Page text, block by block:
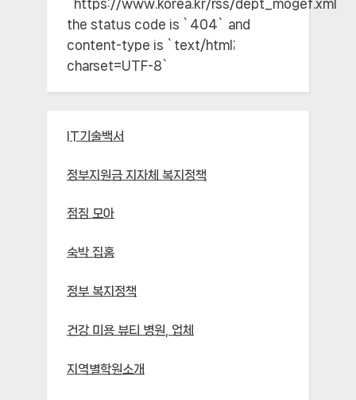
`https://www.korea.kr/rss/dept_mogef.xml`;
the status code is `404` and
content-type is `text/html;
charset=UTF-8`
IT기술백서
정부지원금 지자체 복지정책
점짐 모아
숙박 집홈
정부 복지정책
건강 미용 뷰티 병원, 업체
지역별학원소개